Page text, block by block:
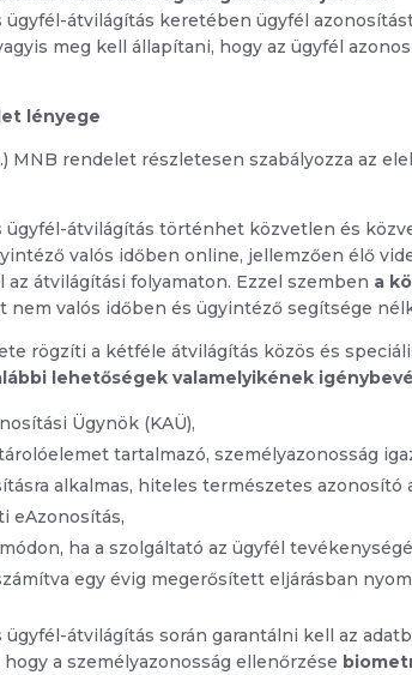
átvilágítás keretében ügyfél
meg kell állapítani, hogy az ügyfél
lényege
MNB rendelet részletesen szabályozza az
ügyfél-átvilágítás történhet közvetlen és
valós időben online, jellemzően élő
átvilágítási folyamaton. Ezzel szemben a
nem valós időben és ügyintéző segítsége
rögzíti a kétféle átvilágítás közös és
lehetőségek valamelyikének
Ügynök (KAÜ),
tartalmazó, személyazonosság
alkalmas, hiteles természetes azonosító
eAzonosítás,
ha a szolgáltató az ügyfél
egy évig megerősített eljárásban
átvilágítás során garantálni kell az
a személyazonosság ellenőrzése